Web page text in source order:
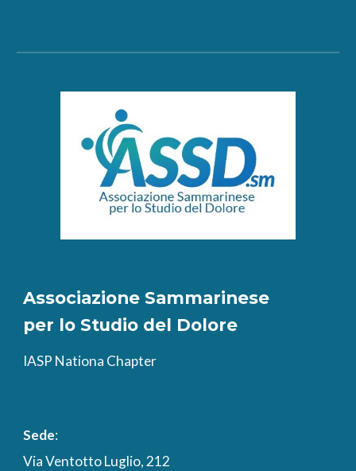
Associazione Sammarinese
per lo Studio del Dolore
IASP Nationa Chapter
Sede:
ViaVentotto Luglio, 212